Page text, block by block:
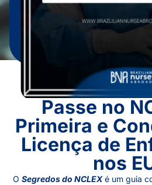
Passe no
Primeira e
Licença de
nos
O Segredos do NCLEXé um guia